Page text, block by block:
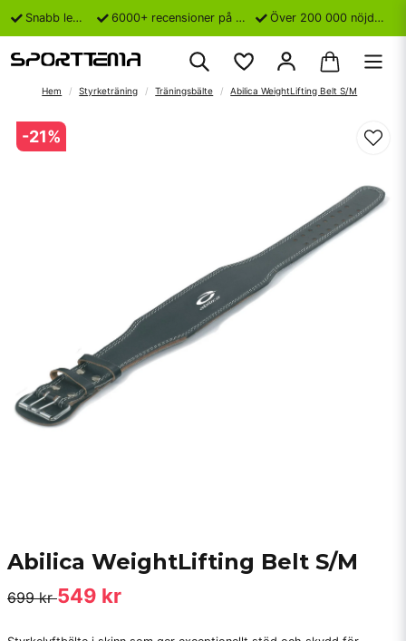
Snabb leverans 6000+ recensioner på Trustpilot Över 200 000 nöjda kunder
Hem Styrketräning Träningsbälte Abilica WeightLifting Belt S/M
-21%
Abilica WeightLifting Belt S/M
699 kr549 kr